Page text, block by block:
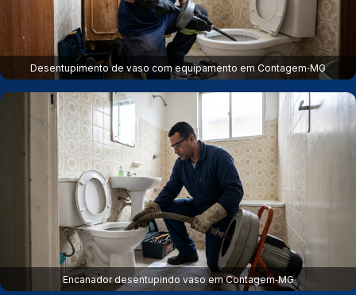
Desentupimento de vaso com equipamento em Contagem‑MG
Encanador desentupindo vaso em Contagem‑MG